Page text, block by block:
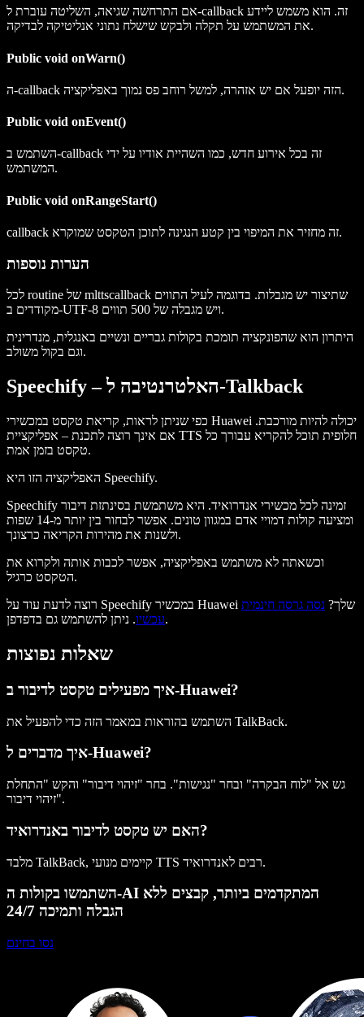
אם התרחשה שגיאה, השליטה עוברת ל-callback זה. הוא משמש ליידע
את המשתמש על תקלה ולבקש שישלח נתוני אנליטיקה לבדיקה.
Public void onWarn()
ה-callback הזה יופעל אם יש אזהרה, למשל רוחב פס נמוך באפליקציה.
Public void onEvent()
השתמש ב-callback זה בכל אירוע חדש, כמו השהיית אודיו על ידי
המשתמש.
Public void onRangeStart()
callback זה מחזיר את המיפוי בין קטע הנגינה לתוכן הטקסט שמוקרא.
הערות נוספות
לכל routine של mlttscallback שתיצור יש מגבלות. בדוגמה לעיל התווים
מקודדים ב-UTF-8 ויש מגבלה של 500 תווים.
היתרון הוא שהפונקציה תומכת בקולות גבריים ונשיים באנגלית, מנדרינית
וגם בקול משולב.
Speechify – האלטרנטיבה ל-Talkback
כפי שניתן לראות, קריאת טקסט במכשירי Huawei יכולה להיות מורכבת.
אם אינך רוצה לתכנת – אפליקציית TTS חלופית תוכל להקריא עבורך כל
טקסט בזמן אמת.
האפליקציה הזו היא Speechify.
Speechify זמינה לכל מכשירי אנדרואיד. היא משתמשת בסינתזת דיבור
ומציעה קולות דמויי אדם במגוון טונים. אפשר לבחור בין יותר מ-14 שפות
ולשנות את מהירות הקריאה כרצונך.
וכשאתה לא משתמש באפליקציה, אפשר לכבות אותה ולקרוא את
הטקסט כרגיל.
רוצה לדעת עוד על Speechify במכשיר Huawei שלך? נסה גרסה חינמית
עכשיו. ניתן להשתמש גם בדפדפן.
שאלות נפוצות
איך מפעילים טקסט לדיבור ב-Huawei?
השתמש בהוראות במאמר הזה כדי להפעיל את TalkBack.
איך מדברים ל-Huawei?
גש אל "לוח הבקרה" ובחר "נגישות". בחר "זיהוי דיבור" והקש "התחלת
זיהוי דיבור".
האם יש טקסט לדיבור באנדרואיד?
מלבד TalkBack, קיימים מנועי TTS רבים לאנדרואיד.
השתמשו בקולות ה-AI המתקדמים ביותר, קבצים ללא
הגבלה ותמיכה 24/7
נסו בחינם